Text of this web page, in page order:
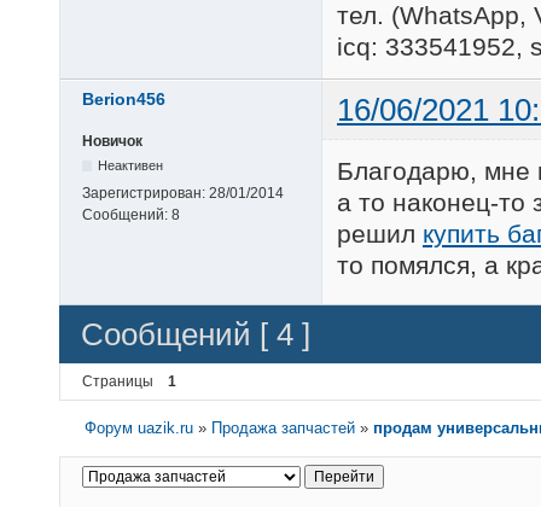
тел. (WhatsApp,
icq: 333541952,
Berion456 16/06/2021
Новичок
Неактивен
Зарегистрирован: 28/01/2014
Сообщений: 8
Благодарю, мне
а то наконец-то
решил купить
то помялся, а
Сообщений [ 4 ]
Страницы 1
Форум uazik.ru » Продажа запчастей » продам